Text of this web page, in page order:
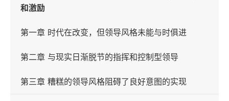
和激励
第一章 时代在改变，但领导风格未能与时俱进
第二章 与现实日渐脱节的指挥和控制型领导
第三章 糟糕的领导风格阻碍了良好意图的实现